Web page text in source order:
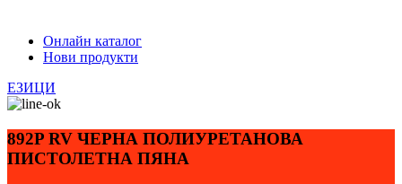
Онлайн каталог
Нови продукти
ЕЗИЦИ
892P RV ЧЕРНА ПОЛИУРЕТАНОВА
ПИСТОЛЕТНА ПЯНА